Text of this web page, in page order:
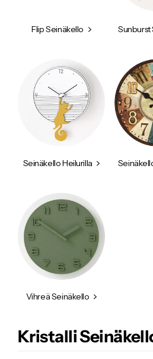
Flip Seinäkello Sunburst
Seinäkello Heilurilla
Vihreä Seinäkello
Kristalli